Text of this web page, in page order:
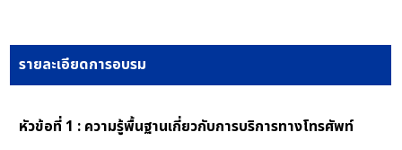
รายละเอียดการอบรม
หัวข้อที่ 1 : ความรู้พื้นฐานเกี่ยวกับการบริการทางโทรศัพท์